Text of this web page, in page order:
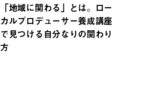
「地域に関わる」とは。ロー
カルプロデューサー養成講座
で見つける自分なりの関わり
方